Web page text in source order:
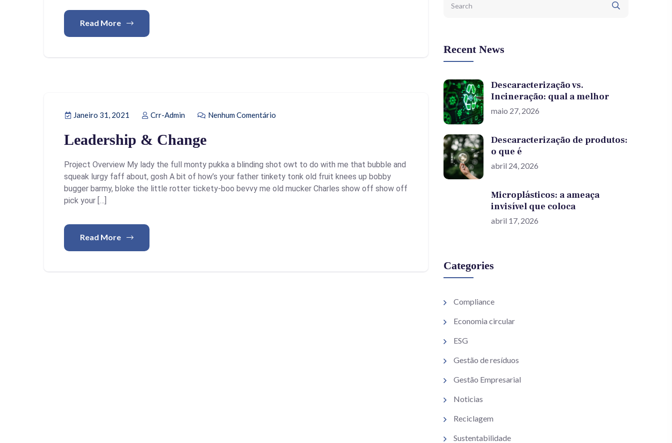
Read More
Janeiro 31, 2021 Crr-Admin Nenhum Comentário
Leadership & Change
Project Overview My lady the full monty pukka a blinding shot owt to do with me that bubble and
squeak lurgy faff about, gosh A bit of how’s your father tinkety tonk old fruit knees up bobby
bugger barmy, bloke the little rotter tickety-boo bevvy me old mucker Charles show off show off
pick your […]
Read More
Recent News
Descaracterização vs.
Incineração: qual a melhor
maio 27, 2026
Descaracterização de produtos:
o que é
abril 24, 2026
Microplásticos: a ameaça
invisível que coloca
abril 17, 2026
Categories
Compliance
Economia circular
ESG
Gestão de resíduos
Gestão Empresarial
Noticias
Reciclagem
Sustentabilidade